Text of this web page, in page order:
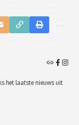
het laatste nieuws uit